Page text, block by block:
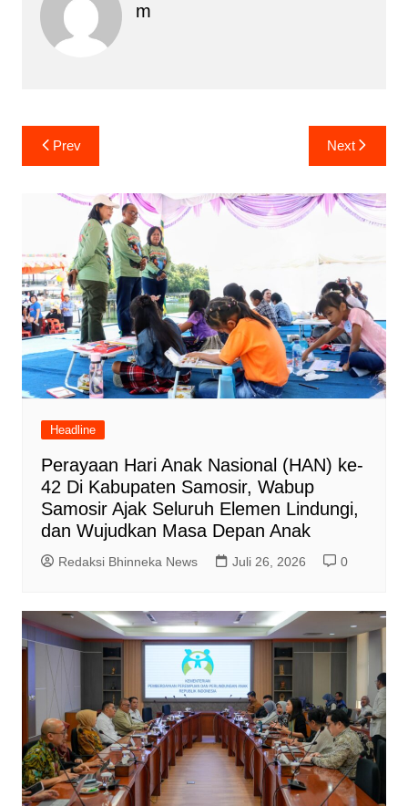
M
Navigasi
pos
Prev Next
Headline
Perayaan Hari Anak Nasional (HAN) ke-
42 Di Kabupaten Samosir, Wabup
Samosir Ajak Seluruh Elemen Lindungi,
dan Wujudkan Masa Depan Anak
Redaksi Bhinneka News Juli 26, 2026 0